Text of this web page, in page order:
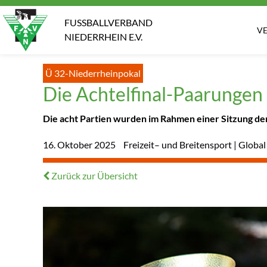
FUSSBALLVERBAND
NIEDERRHEIN E.V.
Ü 32-Niederrheinpokal
Die Achtelfinal-
Die acht Partien wurden im Rahmen einer Sitzung
16. Oktober 2025 Freizeit– und Breitensport | Global
Zurück zur Übersicht